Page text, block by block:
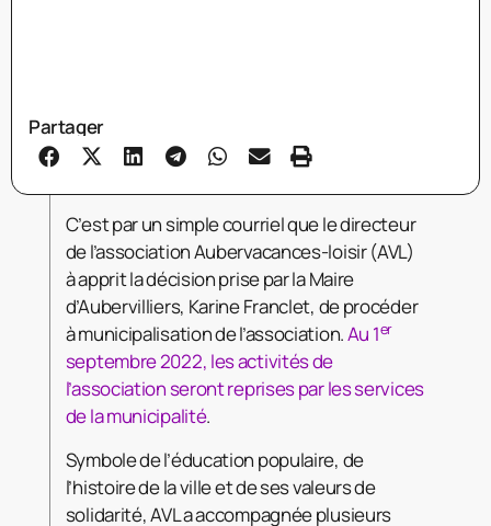
Partager
C’est par un simple courriel que le directeur
de l’association Aubervacances-loisir (AVL)
à apprit la décision prise par la Maire
d’Aubervilliers, Karine Franclet, de procéder
à municipalisation de l’association.Au 1er
septembre 2022, les activités de
l’association seront reprises par les services
de la municipalité.
Symbole de l’éducation populaire, de
l’histoire de la ville et de ses valeurs de
solidarité, AVL a accompagnée plusieurs